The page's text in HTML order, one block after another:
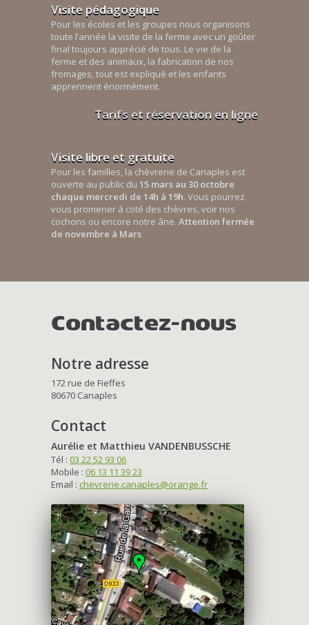
Visite pédagogique
Pour les écoles et les groupes nous organisons
toute l’année la visite de la ferme avec un goûter
final toujours apprécié de tous. Le vie de la
ferme et des animaux, la fabrication de nos
fromages, tout est expliqué et les enfants
apprennent énormément.
Tarifs et réservation en ligne
Visite libre et gratuite
Pour les familles, la chèvrerie de Canaples est
ouverte au public du 15 mars au 30 octobre
chaque mercredi de 14h à 19h. Vous pourrez
vous promener à coté des chèvres, voir nos
cochons ou encore notre âne. Attention fermée
de novembre à Mars
Contactez-nous
Notre adresse
172 rue de Fieffes
80670 Canaples
Contact
Aurélie et Matthieu VANDENBUSSCHE
Tél : 03 22 52 93 06
Mobile : 06 13 11 39 23
Email : chevrerie.canaples@orange.fr